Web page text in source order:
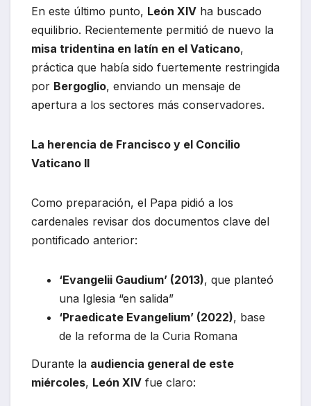
En este último punto, León XIV ha buscado
equilibrio. Recientemente permitió de nuevo la
misa tridentina en latín en el Vaticano,
práctica que había sido fuertemente restringida
por Bergoglio, enviando un mensaje de
apertura a los sectores más conservadores.
La herencia de Francisco y el Concilio
Vaticano II
Como preparación, el Papa pidió a los
cardenales revisar dos documentos clave del
pontificado anterior:
‘Evangelii Gaudium’ (2013), que planteó
una Iglesia “en salida”
‘Praedicate Evangelium’ (2022), base
de la reforma de la Curia Romana
Durante la audiencia general de este
miércoles, León XIV fue claro: